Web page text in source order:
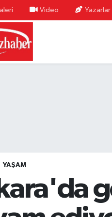
Video Yazarlar
YAŞAM